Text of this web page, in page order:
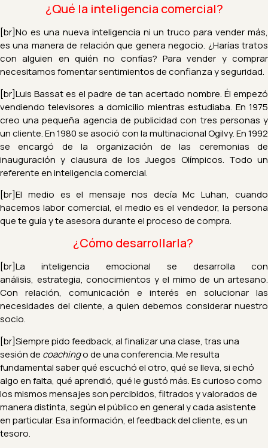
¿Qué la inteligencia comercial?
[br]No es una nueva inteligencia ni un truco para vender más,
es una manera de relación que genera negocio. ¿Harías tratos
con alguien en quién no confías? Para vender y comprar
necesitamos fomentar sentimientos de confianza y seguridad.
[br]Luis Bassat es el padre de tan acertado nombre. Él empezó
vendiendo televisores a domicilio mientras estudiaba. En 1975
creo una pequeña agencia de publicidad con tres personas y
un cliente. En 1980 se asoció con la multinacional Ogilvy. En 1992
se encargó de la organización de las ceremonias de
inauguración y clausura de los Juegos Olímpicos. Todo un
referente en inteligencia comercial.
[br]El medio es el mensaje nos decía Mc Luhan, cuando
hacemos labor comercial, el medio es el vendedor, la persona
que te guía y te asesora durante el proceso de compra.
¿Cómo desarrollarla?
[br]La inteligencia emocional se desarrolla con
análisis, estrategia, conocimientos y el mimo de un artesano.
Con relación, comunicación e interés en solucionar las
necesidades del cliente, a quien debemos considerar nuestro
socio.
[br]Siempre pido feedback, al finalizar una clase, tras una
sesión de coachingo de una conferencia. Me resulta
fundamental saber qué escuchó el otro, qué se lleva, si echó
algo en falta, qué aprendió, qué le gustó más. Es curioso como
los mismos mensajes son percibidos, filtrados y valorados de
manera distinta, según el público en general y cada asistente
en particular. Esa información, el feedback del cliente, es un
tesoro.